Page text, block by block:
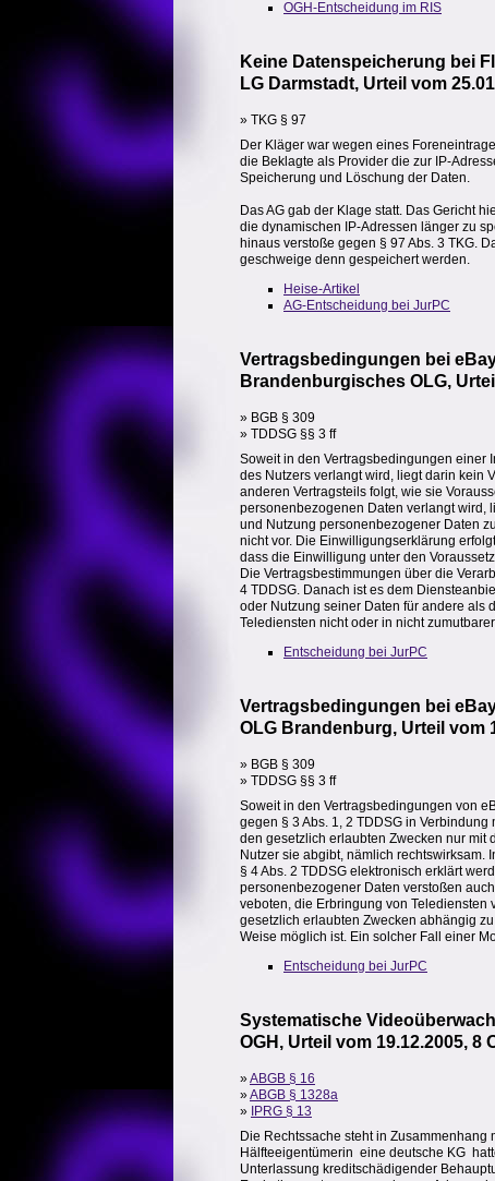
OGH-Entscheidung im RIS
Keine Datenspeicherung bei
LG Darmstadt, Urteil vom
» TKG § 97
Der Kläger war wegen eines
die Beklagte als Provider die zur IP-
Speicherung und Löschung der Daten.
Das AG gab der Klage statt. Das Gericht
die dynamischen IP-Adressen länger zu
hinaus verstoße gegen § 97 Abs. 3 TKG.
geschweige denn gespeichert werden.
Heise-Artikel
AG-Entscheidung bei JurPC
Vertragsbedingungen bei
Brandenburgisches OLG,
» BGB § 309
» TDDSG §§ 3 ff
Soweit in den Vertragsbedingungen einer
des Nutzers verlangt wird, liegt darin kein
anderen Vertragsteils folgt, wie sie
personenbezogenen Daten verlangt wird,
und Nutzung personenbezogener Daten
nicht vor. Die Einwilligungserklärung
dass die Einwilligung unter den
Die Vertragsbestimmungen über die
4 TDDSG. Danach ist es dem
oder Nutzung seiner Daten für andere als
Telediensten nicht oder in nicht
Entscheidung bei JurPC
Vertragsbedingungen bei
OLG Brandenburg, Urteil vom
» BGB § 309
» TDDSG §§ 3 ff
Soweit in den Vertragsbedingungen von
gegen § 3 Abs. 1, 2 TDDSG in
den gesetzlich erlaubten Zwecken nur mit
Nutzer sie abgibt, nämlich rechtswirksam.
§ 4 Abs. 2 TDDSG elektronisch erklärt
personenbezogener Daten verstoßen
veboten, die Erbringung von
gesetzlich erlaubten Zwecken abhängig
Weise möglich ist. Ein solcher Fall einer
Entscheidung bei JurPC
Systematische
OGH, Urteil vom 19.12.2005, 8
»ABGB § 16
»ABGB § 1328a
» IPRG § 13
Die Rechtssache steht in
Hälfteeigentümerin  eine deutsche KG 
Unterlassung kreditschädigender